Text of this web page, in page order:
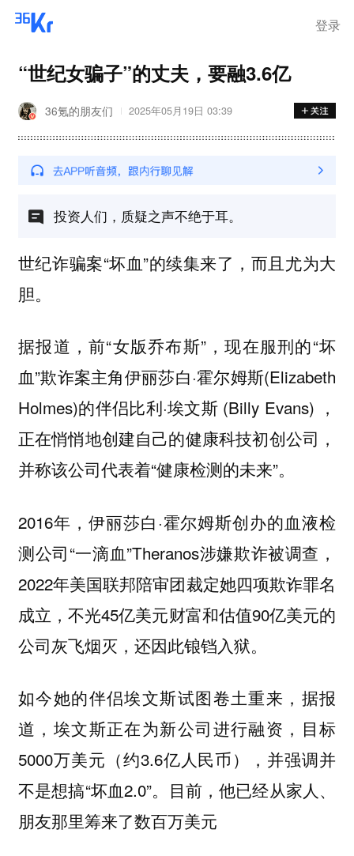
登录
“世纪女骗子”的丈夫，要融3.6亿
36氪的朋友们 2025年05月19日 03:39
投资人们，质疑之声不绝于耳。
世纪诈骗案“坏血”的续集来了，而且尤为大
胆。
据报道，前“女版乔布斯”，现在服刑的“坏
血”欺诈案主角伊丽莎白·霍尔姆斯(Elizabeth
Holmes)的伴侣比利·埃文斯 (Billy Evans) ，
正在悄悄地创建自己的健康科技初创公司，
并称该公司代表着“健康检测的未来”。
2016年，伊丽莎白·霍尔姆斯创办的血液检
测公司“一滴血”Theranos涉嫌欺诈被调查，
2022年美国联邦陪审团裁定她四项欺诈罪名
成立，不光45亿美元财富和估值90亿美元的
公司灰飞烟灭，还因此锒铛入狱。
如今她的伴侣埃文斯试图卷土重来，据报
道，埃文斯正在为新公司进行融资，目标
5000万美元（约3.6亿人民币），并强调并
不是想搞“坏血2.0”。目前，他已经从家人、
朋友那里筹来了数百万美元